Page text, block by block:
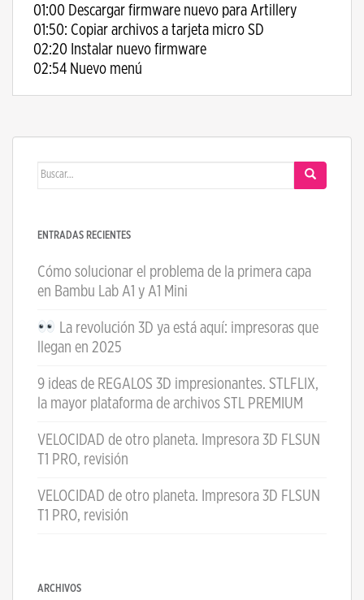
01:00 Descargar firmware nuevo para Artillery
01:50: Copiar archivos a tarjeta micro SD
02:20 Instalar nuevo firmware
02:54 Nuevo menú
Buscar:
ENTRADAS RECIENTES
Cómo solucionar el problema de la primera capa
en Bambu Lab A1 y A1 Mini
La revolución 3D ya está aquí: impresoras que
llegan en 2025
9 ideas de REGALOS 3D impresionantes. STLFLIX,
la mayor plataforma de archivos STL PREMIUM
VELOCIDAD de otro planeta. Impresora 3D FLSUN
T1 PRO, revisión
VELOCIDAD de otro planeta. Impresora 3D FLSUN
T1 PRO, revisión
ARCHIVOS